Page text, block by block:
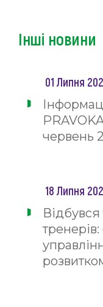
Інші новини
01 Липня
червень
18 Липня
Відбувся